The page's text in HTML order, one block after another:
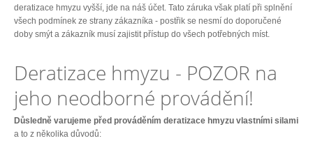
deratizace hmyzu vyšší, jde na náš účet. Tato záruka však platí při splnění
všech podmínek ze strany zákazníka - postřik se nesmí do doporučené
doby smýt a zákazník musí zajistit přístup do všech potřebných míst.
Deratizace hmyzu - POZOR na
jeho neodborné provádění!
Důsledně varujeme před prováděním deratizace hmyzu vlastními silami
a to z několika důvodů: